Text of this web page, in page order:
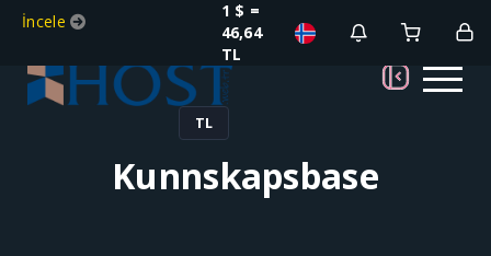
İncele
1 $ =
46,64
TL
TL
Kunnskapsbase